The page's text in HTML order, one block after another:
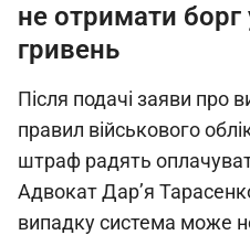
не отримати борг
гривень
Після подачі заяви про
правил військового
штраф радять
Адвокат Дар’я
випадку система може